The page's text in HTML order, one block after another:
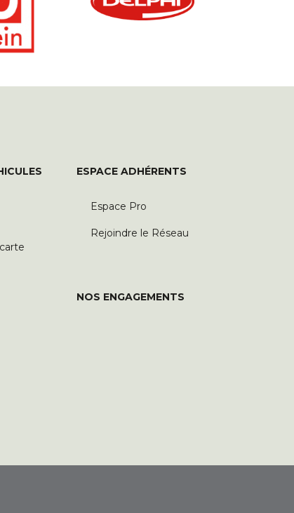
ESPACE ADHÉRENTS
Espace Pro
Rejoindre le Réseau
NOS ENGAGEMENTS